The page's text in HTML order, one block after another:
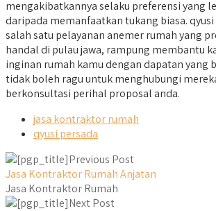
mengakibatkannya selaku preferensi yang
daripada memanfaatkan tukang biasa.
salah satu pelayanan anemer rumah yang
handal di pulau jawa, rampung membantu
inginan rumah kamu dengan dapatan yang
tidak boleh ragu untuk menghubungi
berkonsultasi perihal proposal anda.
jasa kontraktor rumah
qyusi persada
Previous Post
Jasa Kontraktor Rumah Anjatan
Jasa Kontraktor Rumah
Next Post